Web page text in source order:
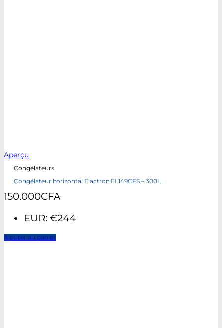
Aperçu
Congélateurs
Congélateur horizontal Elactron EL149CFS – 300L
150.000CFA
EUR: €244
Ajouter au panier